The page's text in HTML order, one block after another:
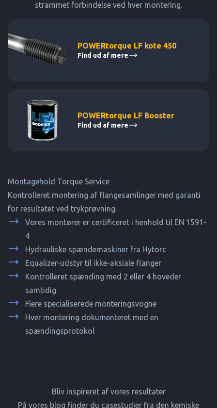
strammet forbindelse ved hver montering.
POWERtorque LF kote 450
Find ud af mere
POWERtorque LF Booster
Find ud af mere
Montagehold Torque Service
Kontrolleret montering af flangesamlinger med garanti
for resultatet ved trykprøvning.
Vores montører er certificeret i henhold til EN 1591-
4
Hydrauliske spændemaskiner fra Hytorc
Equalizer-udstyr til ikke-aksiale flanger
Kontrolleret spænding med 2 eller 4 hoveder
samtidig
Flere specialiserede monteringsvogne
Hver montering dokumenteret med en
spændingsprotokol
Bliv inspireret af vores resultater
På vores blog finder du casestudier fra den kemiske